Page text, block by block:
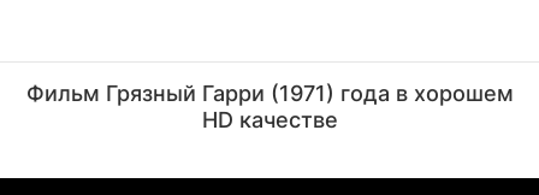
(Harry, segment...)
(Flower Vendor (...)
Фильм Грязный Гарри (1971) года в хорошем
HD качестве